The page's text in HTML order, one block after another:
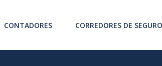
CONTADORES CORREDORES DE